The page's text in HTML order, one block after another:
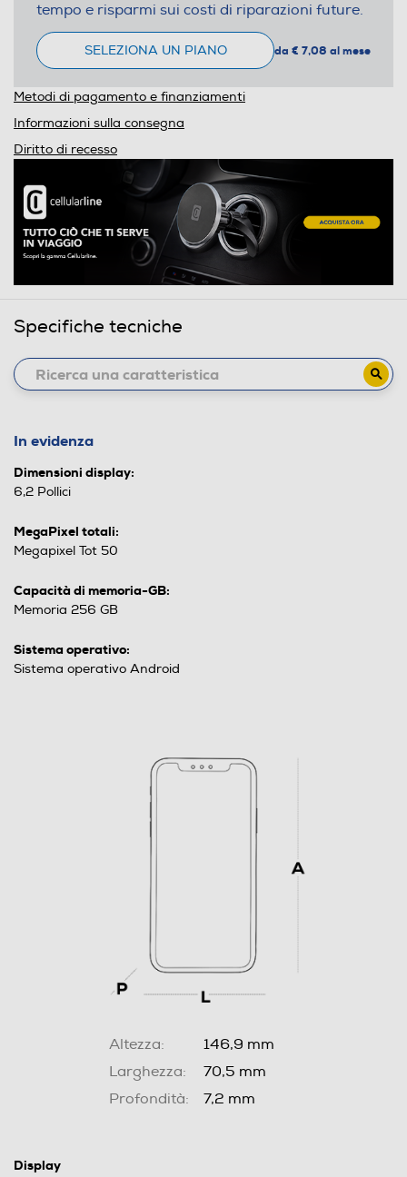
tempo e risparmi sui costi di riparazioni future.
SELEZIONA UN PIANO da € 7,08 al mese
Metodi di pagamento e finanziamenti
Informazioni sulla consegna
Diritto di recesso
Specifiche tecniche
In evidenza
Dimensioni display:
6,2 Pollici
MegaPixel totali:
Megapixel Tot 50
Capacità di memoria-GB:
Memoria 256 GB
Sistema operativo:
Sistema operativo Android
Altezza:
146,9 mm
Larghezza:
70,5 mm
Profondità:
7,2 mm
Display